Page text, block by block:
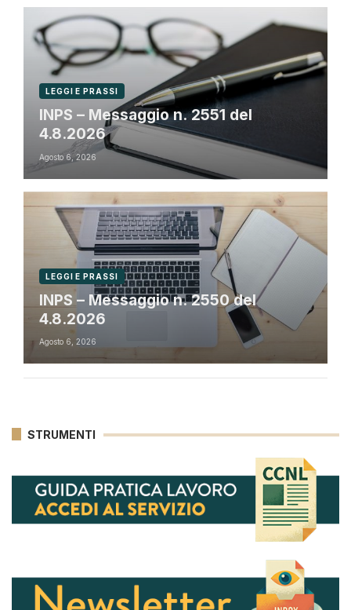
LEGGI E PRASSI
INPS – Messaggio n. 2551 del
4.8.2026
Agosto 6, 2026
LEGGI E PRASSI
INPS – Messaggio n. 2550 del
4.8.2026
Agosto 6, 2026
STRUMENTI